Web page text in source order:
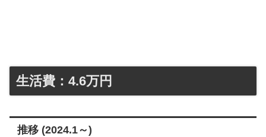
生活費：4.6万円
推移 (2024.1～)